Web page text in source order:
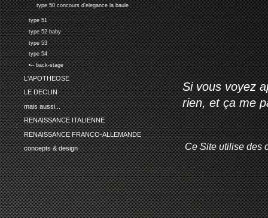
type 50 concours d'elegance la baule
type 51
type 52 baby
type 53
type 54
•-- back-stage
L'APOTHEOSE
LE DECLIN
mais aussi...
RENAISSANCE ITALIENNE
RENAISSANCE FRANCO-ALLEMANDE
concepts & design
Si vous voyez
rien, et ça me
Ce Site utilise des